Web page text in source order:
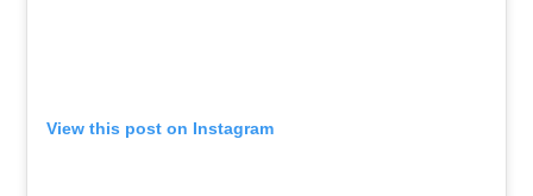
View this post on Instagram